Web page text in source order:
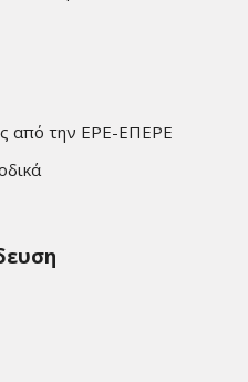
από την ΕΡΕ-ΕΠΕΡΕ